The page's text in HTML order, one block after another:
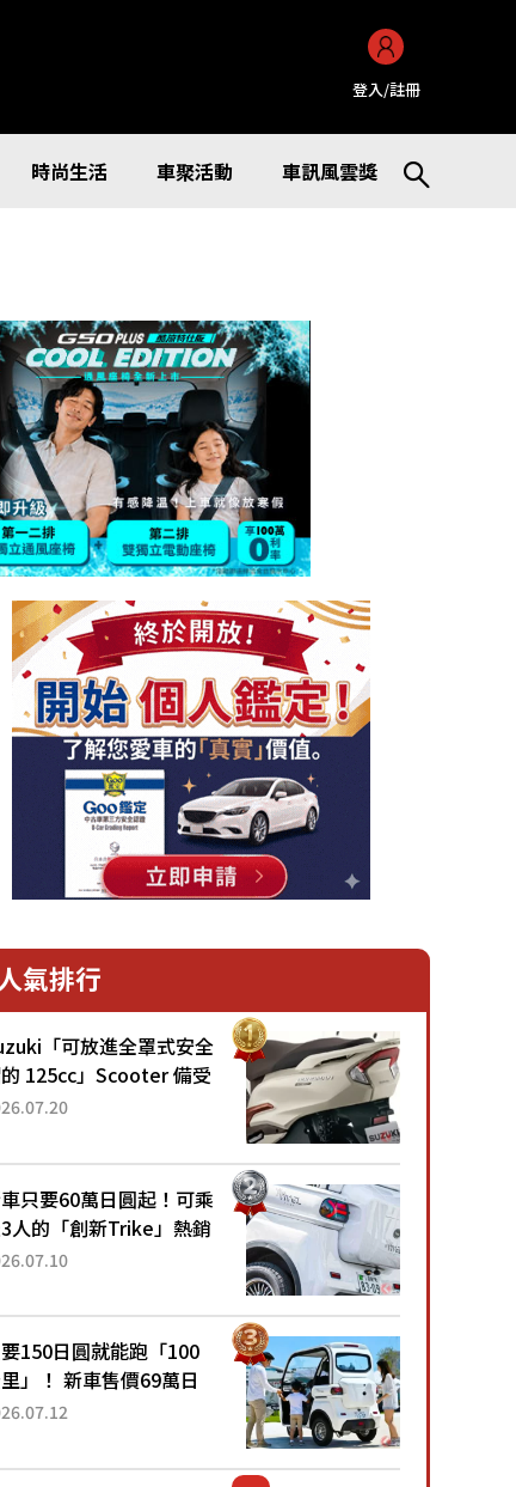
登入/註冊
時尚生活 車聚活動 車訊風雲獎
人氣排行
「可放進全罩式安全
125cc」Scooter 備受
！採用全新流線設計與
續開始出口的新款
只要60萬日圓起！可乘
人的「創新Trike」熱銷
成為人氣車款！「養車
就能跑100公里」「小
坐得...
150日圓就能跑「100
」！ 新車售價69萬日
「3人座」Trike大受歡
能迅速熱賣？